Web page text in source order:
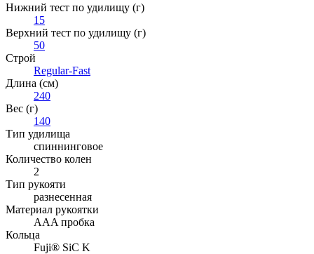
Нижний тест по удилищу (г)
15
Верхний тест по удилищу (г)
50
Строй
Regular-Fast
Длина (см)
240
Вес (г)
140
Тип удилища
спиннинговое
Количество колен
2
Тип рукояти
разнесенная
Материал рукоятки
AAA пробка
Кольца
Fuji® SiC K